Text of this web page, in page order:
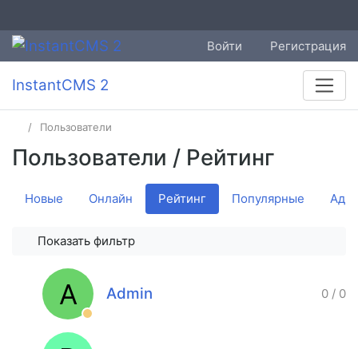
Войти Регистрация
InstantCMS 2
Пользователи
Пользователи / Рейтинг
Новые Онлайн Рейтинг Популярные
Показать фильтр
A Admin 0 / 0